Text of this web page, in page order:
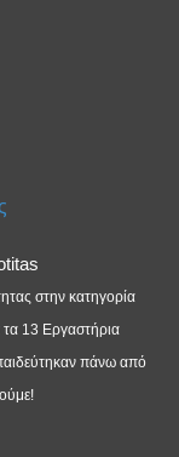
στην κατηγορία
τα 13 Εργαστήρια
πάνω από